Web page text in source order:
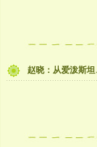
赵晓：从爱泼斯